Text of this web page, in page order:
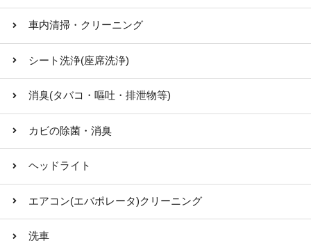
車内清掃・クリーニング
シート洗浄(座席洗浄)
消臭(タバコ・嘔吐・排泄物等)
カビの除菌・消臭
ヘッドライト
エアコン(エバポレータ)クリーニング
洗車